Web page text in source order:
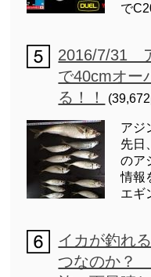
で
2016/7/31
で40cmオー
る！！
アジ
先日
のア
情報
エギ
イカが釣れ
つなのか？